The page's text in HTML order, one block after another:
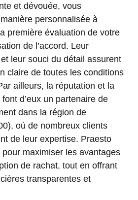
et dévouée, vous
personnalisée à
première évaluation de votre
de l’accord. Leur
leur souci du détail assurent
claire de toutes les conditions
ailleurs, la réputation et la
d’eux un partenaire de
dans la région de
où de nombreux clients
de leur expertise. Praesto
maximiser les avantages
de rachat, tout en offrant
transparentes et